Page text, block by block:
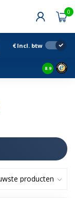
0
€ Incl. btw
8.9